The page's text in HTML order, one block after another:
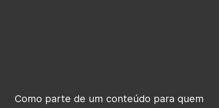
Como parte de um conteúdo para quem